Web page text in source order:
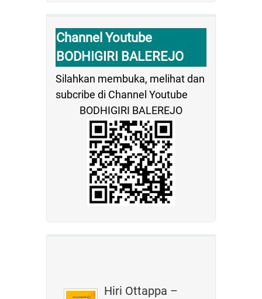
Channel Youtube
BODHIGIRI BALEREJO
Silahkan membuka, melihat dan
subcribe di Channel Youtube
BODHIGIRI BALEREJO
Hiri Ottappa –